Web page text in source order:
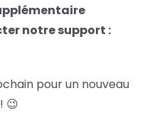
notre support :
pour un nouveau
😉